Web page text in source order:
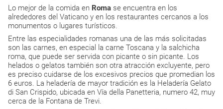
Lo mejor de la comida en Roma se encuentra en los
alrededores del Vaticano y en los restaurantes cercanos a los
monumentos o lugares turísticos.
Entre las especialidades romanas una de las más solicitadas
son las carnes, en especial la carne Toscana y la salchicha
roma, que puede ser servida con picante o sin picante. Los
helados o gelatos también son otra atracción excluyente, pero
es preciso cuidarse de los excesivos precios que promedian los
6 euros. La heladería de mayor tradición es la Heladería Gelato
di San Crispido, ubicada en Vía della Panetteria, numero 42, muy
cerca de la Fontana de Trevi.